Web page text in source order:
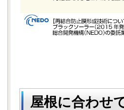
屋根に合わせ